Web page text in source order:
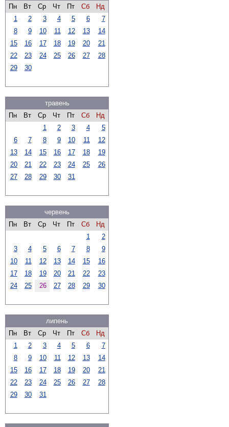
Пн
Вт Ср Чт Пт Сб
Нд
1
2 3 4 5 6
7
8
9 10 11 12 13
14
15
16 17 18 19 20
21
22
23 24 25 26 27
28
29
30
травень
Пн
Вт Ср Чт Пт Сб
Нд
1
2 3 4
5
6
7 8 9 10 11
12
13
14 15 16 17 18
19
20
21 22 23 24 25
26
27
28 29 30 31
червень
Пн
Вт Ср Чт Пт Сб
Нд
1
2
3
4 5 6 7 8
9
10
11 12 13 14 15
16
17
18 19 20 21 22
23
24
25 26 27 28 29 30
липень
Пн
Вт Ср Чт Пт Сб
Нд
1
2 3 4 5 6
7
8
9 10 11 12 13
14
15
16 17 18 19 20
21
22
23 24 25 26 27
28
29
30 31